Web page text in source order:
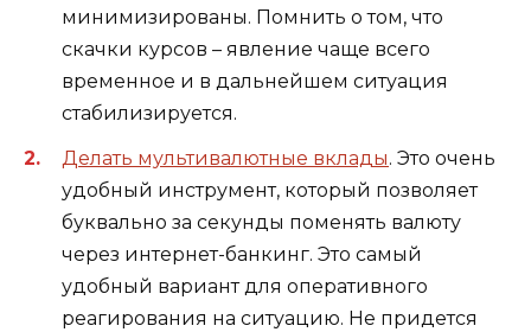
минимизированы. Помнить о том, что
скачки курсов – явление чаще всего
временное и в дальнейшем ситуация
стабилизируется.
Делать мультивалютные вклады. Это очень
удобный инструмент, который позволяет
буквально за секунды поменять валюту
через интернет-банкинг. Это самый
удобный вариант для оперативного
реагирования на ситуацию. Не придется